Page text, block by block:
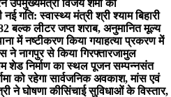
उपमुख्यमंत्री विजय शर्मा की
गति: स्वास्थ्य मंत्री श्री श्याम बिहारी
बल्क लीटर जप्त शराब, अनुमानित मूल्य
में नष्टीकरण किया गयाहत्या प्रकरण में
ने नागपुर से किया गिरफ्तारजामुल
शेड निर्माण का स्थल पूजन सम्पन्नसंत
को रहेगा सार्वजनिक अवकाश, मांस एवं
ने घोषणा कीसिंचाई सुविधाओं के विस्तार,